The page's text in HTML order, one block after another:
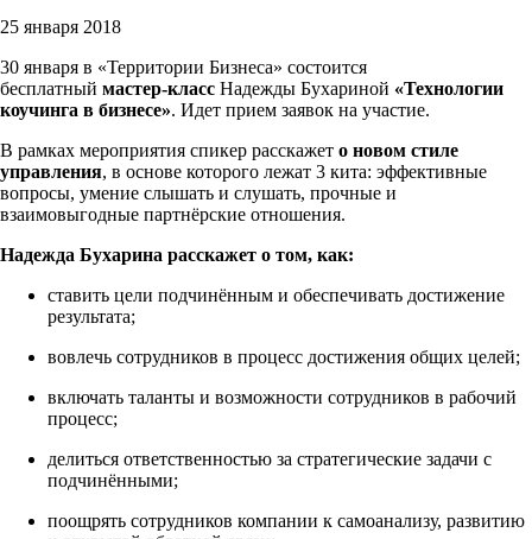
25 января 2018
30 января в «Территории Бизнеса» состоится
бесплатный мастер-класс Надежды Бухариной «Технологии
коучинга в бизнесе». Идет прием заявок на участие.
В рамках мероприятия спикер расскажет о новом стиле
управления, в основе которого лежат 3 кита: эффективные
вопросы, умение слышать и слушать, прочные и
взаимовыгодные партнёрские отношения.
Надежда Бухарина расскажет о том, как:
ставить цели подчинённым и обеспечивать достижение
результата;
вовлечь сотрудников в процесс достижения общих целей;
включать таланты и возможности сотрудников в рабочий
процесс;
делиться ответственностью за стратегические задачи с
подчинёнными;
поощрять сотрудников компании к самоанализу, развитию